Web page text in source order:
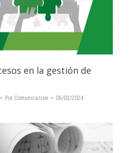
en la gestión de
Por Comunicacion 06/03/2024